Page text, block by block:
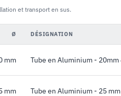
et transport en sus.
Ø DÉSIGNATION
mm Tube en Aluminium - 20mm
mm Tube en Aluminium - 25